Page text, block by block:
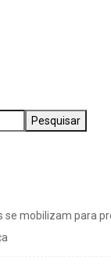
Pesquisar
se mobilizam para